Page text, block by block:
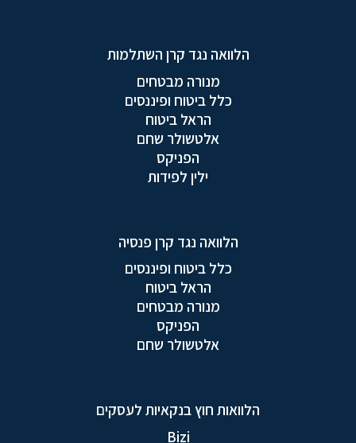
הלוואה נגד קרן השתלמות
מנורה מבטחים
כלל ביטוח ופיננסים
הראל ביטוח
אלטשולר שחם
הפניקס
ילין לפידות
הלוואה נגד קרן פנסיה
כלל ביטוח ופיננסים
הראל ביטוח
מנורה מבטחים
הפניקס
אלטשולר שחם
הלוואות חוץ בנקאיות לעסקים
Bizi